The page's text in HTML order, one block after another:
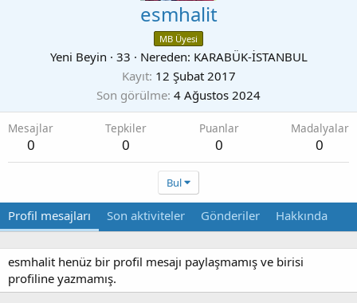
esmhalit
MB Üyesi
Yeni Beyin · 33 · Nereden: KARABÜK-İSTANBUL
Kayıt 12 Şubat 2017
Son görülme 4 Ağustos 2024
Mesajlar
0
Tepkiler
0
Puanlar
0
Madalyalar
0
Bul
Profil mesajları Son aktiviteler Gönderiler Hakkında
esmhalit henüz bir profil mesajı paylaşmamış ve birisi
profiline yazmamış.